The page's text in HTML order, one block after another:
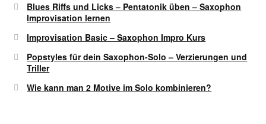
Blues Riffs und Licks – Pentatonik üben – Saxophon
Improvisation lernen
Improvisation Basic – Saxophon Impro Kurs
Popstyles für dein Saxophon-Solo – Verzierungen und
Triller
Wie kann man 2 Motive im Solo kombinieren?